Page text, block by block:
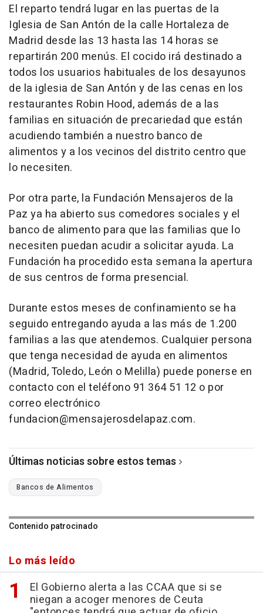
El reparto tendrá lugar en las puertas de la
Iglesia de San Antón de la calle Hortaleza de
Madrid desde las 13 hasta las 14 horas se
repartirán 200 menús. El cocido irá destinado a
todos los usuarios habituales de los desayunos
de la iglesia de San Antón y de las cenas en los
restaurantes Robin Hood, además de a las
familias en situación de precariedad que están
acudiendo también a nuestro banco de
alimentos y a los vecinos del distrito centro que
lo necesiten.
Por otra parte, la Fundación Mensajeros de la
Paz ya ha abierto sus comedores sociales y el
banco de alimento para que las familias que lo
necesiten puedan acudir a solicitar ayuda. La
Fundación ha procedido esta semana la apertura
de sus centros de forma presencial.
Durante estos meses de confinamiento se ha
seguido entregando ayuda a las más de 1.200
familias a las que atendemos. Cualquier persona
que tenga necesidad de ayuda en alimentos
(Madrid, Toledo, León o Melilla) puede ponerse en
contacto con el teléfono 91 364 51 12 o por
correo electrónico
fundacion@mensajerosdelapaz.com.
Últimas noticias sobre estos temas
Bancos de Alimentos
Contenido patrocinado
Lo más leído
El Gobierno alerta a las CCAA que si se
niegan a acoger menores de Ceuta